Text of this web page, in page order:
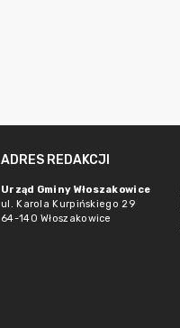
ADRES REDAKCJI
Urząd Gminy Włoszakowice
ul. Karola Kurpińskiego 29
64-140 Włoszakowice